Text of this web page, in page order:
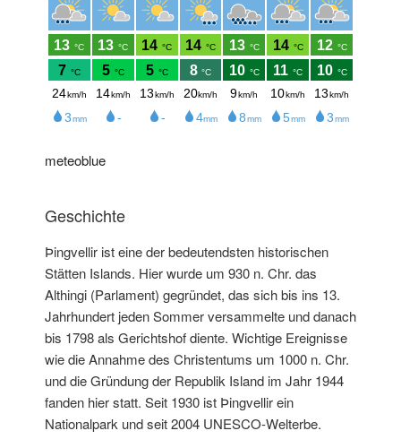
meteoblue
Geschichte
Þingvellir ist eine der bedeutendsten historischen
Stätten Islands. Hier wurde um 930 n. Chr. das
Althingi (Parlament) gegründet, das sich bis ins 13.
Jahrhundert jeden Sommer versammelte und danach
bis 1798 als Gerichtshof diente. Wichtige Ereignisse
wie die Annahme des Christentums um 1000 n. Chr.
und die Gründung der Republik Island im Jahr 1944
fanden hier statt. Seit 1930 ist Þingvellir ein
Nationalpark und seit 2004 UNESCO-Welterbe.